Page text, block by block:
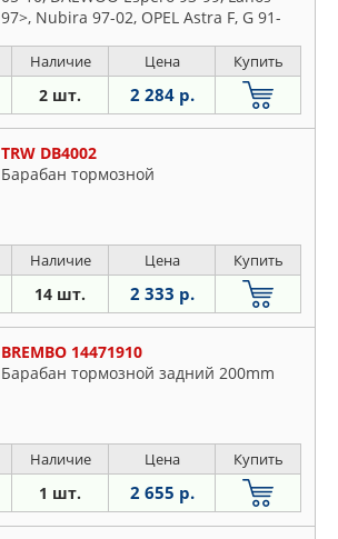
97>, Nubira 97-02, OPEL Astra F, G 91-
Наличие Цена Купить
2 шт. 2 284 р.
TRW DB4002
Барабан тормозной
Наличие Цена Купить
14 шт. 2 333 р.
BREMBO 14471910
Барабан тормозной задний 200mm
Наличие Цена Купить
1 шт. 2 655 р.